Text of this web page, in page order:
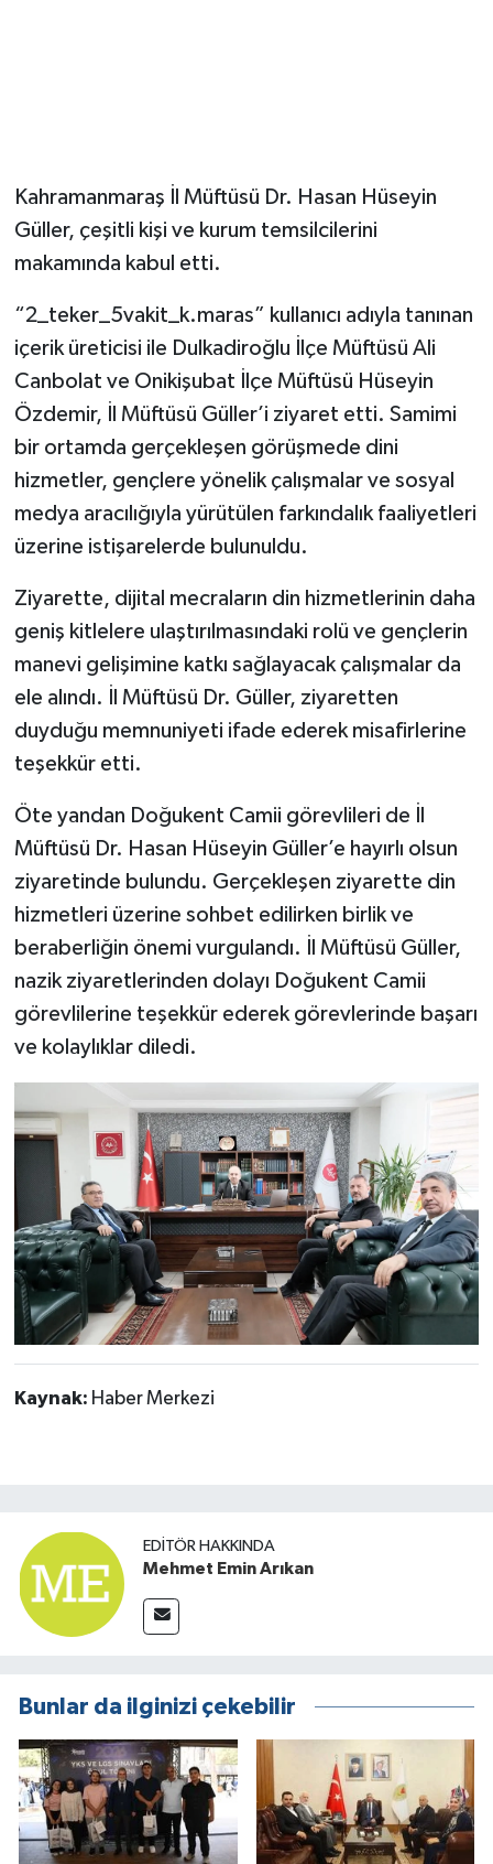
Kahramanmaraş İl Müftüsü Dr. Hasan Hüseyin
Güller, çeşitli kişi ve kurum temsilcilerini
makamında kabul etti.
“2_teker_5vakit_k.maras” kullanıcı adıyla tanınan
içerik üreticisi ile Dulkadiroğlu İlçe Müftüsü Ali
Canbolat ve Onikişubat İlçe Müftüsü Hüseyin
Özdemir, İl Müftüsü Güller’i ziyaret etti. Samimi
bir ortamda gerçekleşen görüşmede dini
hizmetler, gençlere yönelik çalışmalar ve sosyal
medya aracılığıyla yürütülen farkındalık faaliyetleri
üzerine istişarelerde bulunuldu.
Ziyarette, dijital mecraların din hizmetlerinin daha
geniş kitlelere ulaştırılmasındaki rolü ve gençlerin
manevi gelişimine katkı sağlayacak çalışmalar da
ele alındı. İl Müftüsü Dr. Güller, ziyaretten
duyduğu memnuniyeti ifade ederek misafirlerine
teşekkür etti.
Öte yandan Doğukent Camii görevlileri de İl
Müftüsü Dr. Hasan Hüseyin Güller’e hayırlı olsun
ziyaretinde bulundu. Gerçekleşen ziyarette din
hizmetleri üzerine sohbet edilirken birlik ve
beraberliğin önemi vurgulandı. İl Müftüsü Güller,
nazik ziyaretlerinden dolayı Doğukent Camii
görevlilerine teşekkür ederek görevlerinde başarı
ve kolaylıklar diledi.
Kaynak: Haber Merkezi
EDITÖR HAKKINDA
Mehmet Emin Arıkan
Bunlar da ilginizi çekebilir